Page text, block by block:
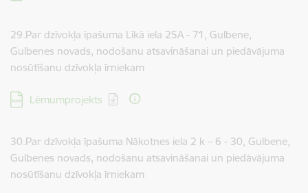
29.Par dzīvokļa īpašuma Līkā iela 25A - 71, Gulbene,
Gulbenes novads, nodošanu atsavināšanai un piedāvājuma
nosūtīšanu dzīvokļa īrniekam
Lejupielādēt:
Lēmumprojekts
30.Par dzīvokļa īpašuma Nākotnes iela 2 k – 6 - 30, Gulbene,
Gulbenes novads, nodošanu atsavināšanai un piedāvājuma
nosūtīšanu dzīvokļa īrniekam